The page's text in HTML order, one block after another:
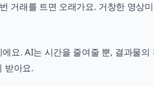
거래를 트면 오래가요. 거창한 영상
요. AI는 시간을 줄여줄 뿐, 결과물의
받아요.